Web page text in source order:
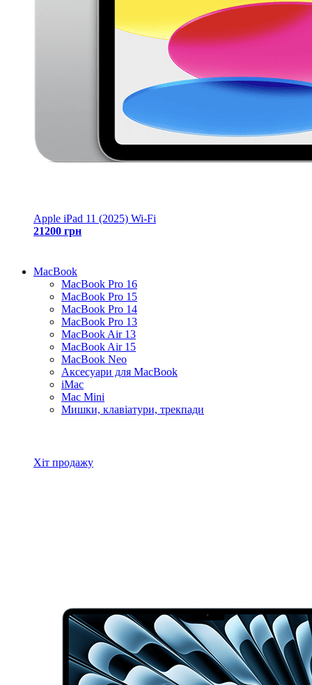
Apple iPad 11 (2025) Wi-Fi
21200 грн
MacBook
MacBook Pro 16
MacBook Pro 15
MacBook Pro 14
MacBook Pro 13
MacBook Air 13
MacBook Air 15
MacBook Neo
Аксесуари для MacBook
iMac
Mac Mini
Мишки, клавіатури, трекпади
Хіт продажу